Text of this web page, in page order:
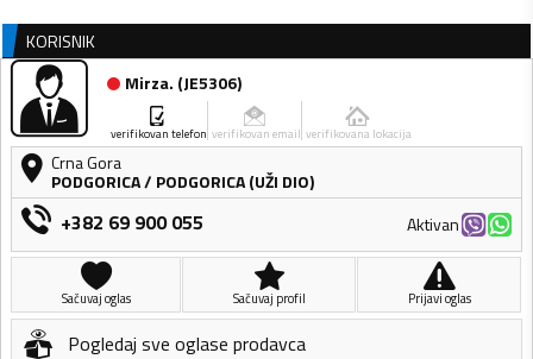
KORISNIK
Mirza. (JE5306)
verifikovan telefon verifikovan email verifikovana lokacija
Crna Gora
PODGORICA/ PODGORICA (UŽI DIO)
+382 69 900 055 Aktivan
Sačuvaj oglas Sačuvaj profil Prijavi oglas
Pogledaj sve oglase prodavca